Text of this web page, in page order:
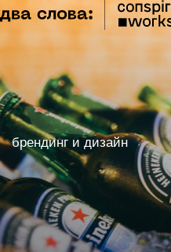
Дайджест #2
брендинг и дизайн